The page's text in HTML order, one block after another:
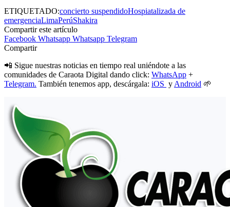
ETIQUETADO:concierto suspendidoHospiatalizada de
emergenciaLimaPerúShakira
Compartir este artículo
Facebook Whatsapp Whatsapp Telegram
Compartir
📲 Sigue nuestras noticias en tiempo real uniéndote a las
comunidades de Caraota Digital dando click: WhatsApp +
Telegram. También tenemos app, descárgala: iOS y Android 🌱